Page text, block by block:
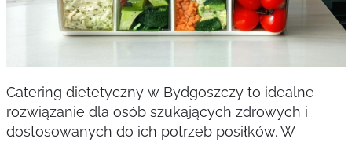
Catering dietetyczny w Bydgoszczy to idealne
rozwiązanie dla osób szukających zdrowych i
dostosowanych do ich potrzeb posiłków. W